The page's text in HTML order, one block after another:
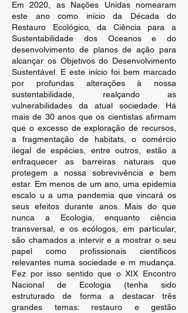
Em 2020, as Nações Unidas nomearam
este ano como início da Década do
Restauro Ecológico, da Ciência para a
Sustentabilidade dos Oceanos e do
desenvolvimento de planos de ação para
alcançar os Objetivos do Desenvolvimento
Sustentável. E este início foi bem marcado
por profundas alterações à nossa
sustentabilidade, realçando as
vulnerabilidades da atual sociedade. Há
mais de 30 anos que os cientistas afirmam
que o excesso de exploração de recursos,
a fragmentação de habitats, o comércio
ilegal de espécies, entre outros, estão a
enfraquecer as barreiras naturais que
protegem a nossa sobrevivência e bem
estar. Em menos de um ano, uma epidemia
escalo u a uma pandemia que vincará os
seus efeitos durante anos. Mais do que
nunca a Ecologia, enquanto ciência
transversal, e os ecólogos, em particular,
são chamados a intervir e a mostrar o seu
papel como profissionais científicos
relevantes numa sociedade e m mudança.
Fez por isso sentido que o XIX Encontro
Nacional de Ecologia (tenha sido
estruturado de forma a destacar três
grandes temas: restauro e gestão